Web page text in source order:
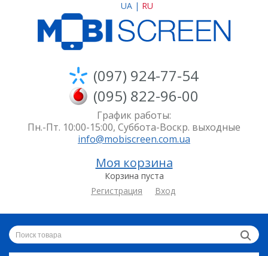
UA | RU
(097) 924-77-54
(095) 822-96-00
График работы:
Пн.-Пт. 10:00-15:00, Суббота-Воскр. выходные
info@mobiscreen.com.ua
Моя корзина
Корзина пуста
Регистрация
Вход